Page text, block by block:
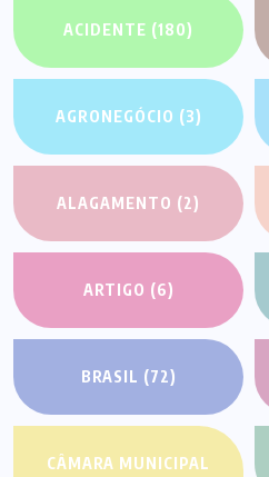
ACIDENTE (180)
AGRONEGÓCIO (3)
ALAGAMENTO (2)
ARTIGO (6)
BRASIL (72)
CÂMARA MUNICIPAL